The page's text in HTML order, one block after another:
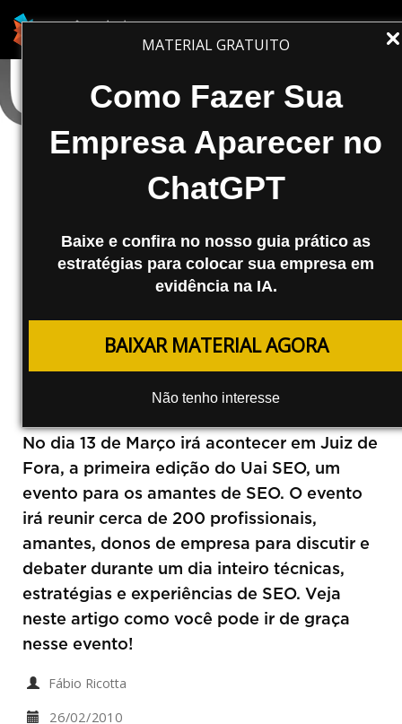
MATERIAL GRATUITO
Como Fazer Sua
Empresa Aparecer no
ChatGPT
Baixe e confira no nosso guia prático as
estratégias para colocar sua empresa em
evidência na IA.
BAIXAR MATERIAL AGORA
Não tenho interesse
Uai SEO, um Evento de SEO em
Terras Mineiras!
No dia 13 de Março irá acontecer em Juiz de
Fora, a primeira edição do Uai SEO, um
evento para os amantes de SEO. O evento
irá reunir cerca de 200 profissionais,
amantes, donos de empresa para discutir e
debater durante um dia inteiro técnicas,
estratégias e experiências de SEO. Veja
neste artigo como você pode ir de graça
nesse evento!
Fábio Ricotta
26/02/2010